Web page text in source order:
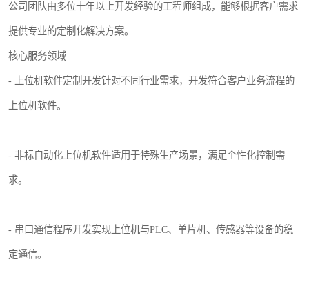
公司团队由多位十年以上开发经验的工程师组成，能够根据客户需求
提供专业的定制化解决方案。
核心服务领域
- 上位机软件定制开发针对不同行业需求，开发符合客户业务流程的
上位机软件。
- 非标自动化上位机软件适用于特殊生产场景，满足个性化控制需
求。
- 串口通信程序开发实现上位机与PLC、单片机、传感器等设备的稳
定通信。